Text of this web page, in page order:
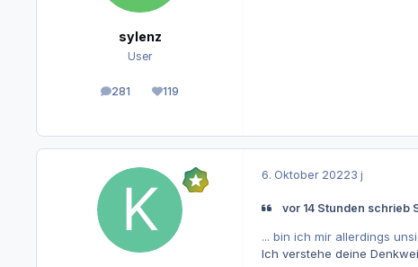
sylenz
User
281
Beiträge 119
Reputation
6. Oktober 20223 j
vor 14 Stunden schrieb
... bin ich mir allerdings
Ich verstehe deine